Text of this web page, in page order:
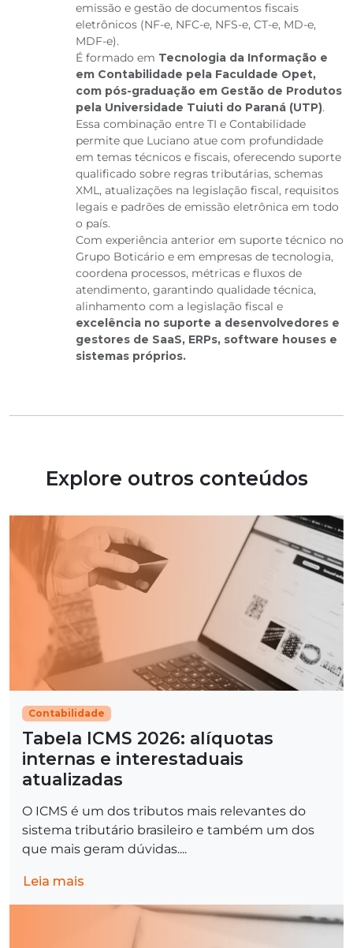
emissão e gestão de documentos fiscais
eletrônicos (NF-e, NFC-e, NFS-e, CT-e, MD-e,
MDF-e).
É formado em Tecnologia da Informação e
em Contabilidade pela Faculdade Opet,
com pós-graduação em Gestão de Produtos
pela Universidade Tuiuti do Paraná (UTP).
Essa combinação entre TI e Contabilidade
permite que Luciano atue com profundidade
em temas técnicos e fiscais, oferecendo suporte
qualificado sobre regras tributárias, schemas
XML, atualizações na legislação fiscal, requisitos
legais e padrões de emissão eletrônica em todo
o país.
Com experiência anterior em suporte técnico no
Grupo Boticário e em empresas de tecnologia,
coordena processos, métricas e fluxos de
atendimento, garantindo qualidade técnica,
alinhamento com a legislação fiscal e
excelência no suporte a desenvolvedores e
gestores de SaaS, ERPs, software houses e
sistemas próprios.
Explore outros conteúdos
Contabilidade
Tabela ICMS 2026: alíquotas
internas e interestaduais
atualizadas
O ICMS é um dos tributos mais relevantes do
sistema tributário brasileiro e também um dos
que mais geram dúvidas....
Leia mais